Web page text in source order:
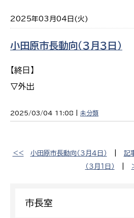
2025年03月04日(火)
小田原市長動向（３月３日）
【終日】
▽外出
2025/03/04 11:08 | 未分類
<< 小田原市長動向（３月４日） 記
（３月１日）
市長室